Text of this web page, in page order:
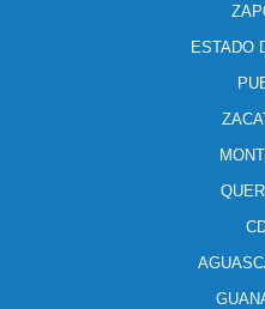
ESTADO